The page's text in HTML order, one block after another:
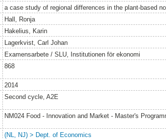
a case study of regional differences in the plant-based
Hall, Ronja
Hakelius, Karin
Lagerkvist, Carl Johan
Examensarbete / SLU, Institutionen för ekonomi
868
2014
Second cycle, A2E
NM024 Food - Innovation and Market - Master's
(NL, NJ) > Dept. of Economics